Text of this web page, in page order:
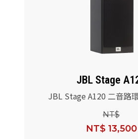
JBL Stage
JBL Stage A120 二音路
NT$
NT$ 13,500